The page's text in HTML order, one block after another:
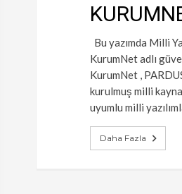
Bu yazımda Milli
KurumNet adlı
KurumNet ,
kurulmuş milli
uyumlu milli
Daha Fazla